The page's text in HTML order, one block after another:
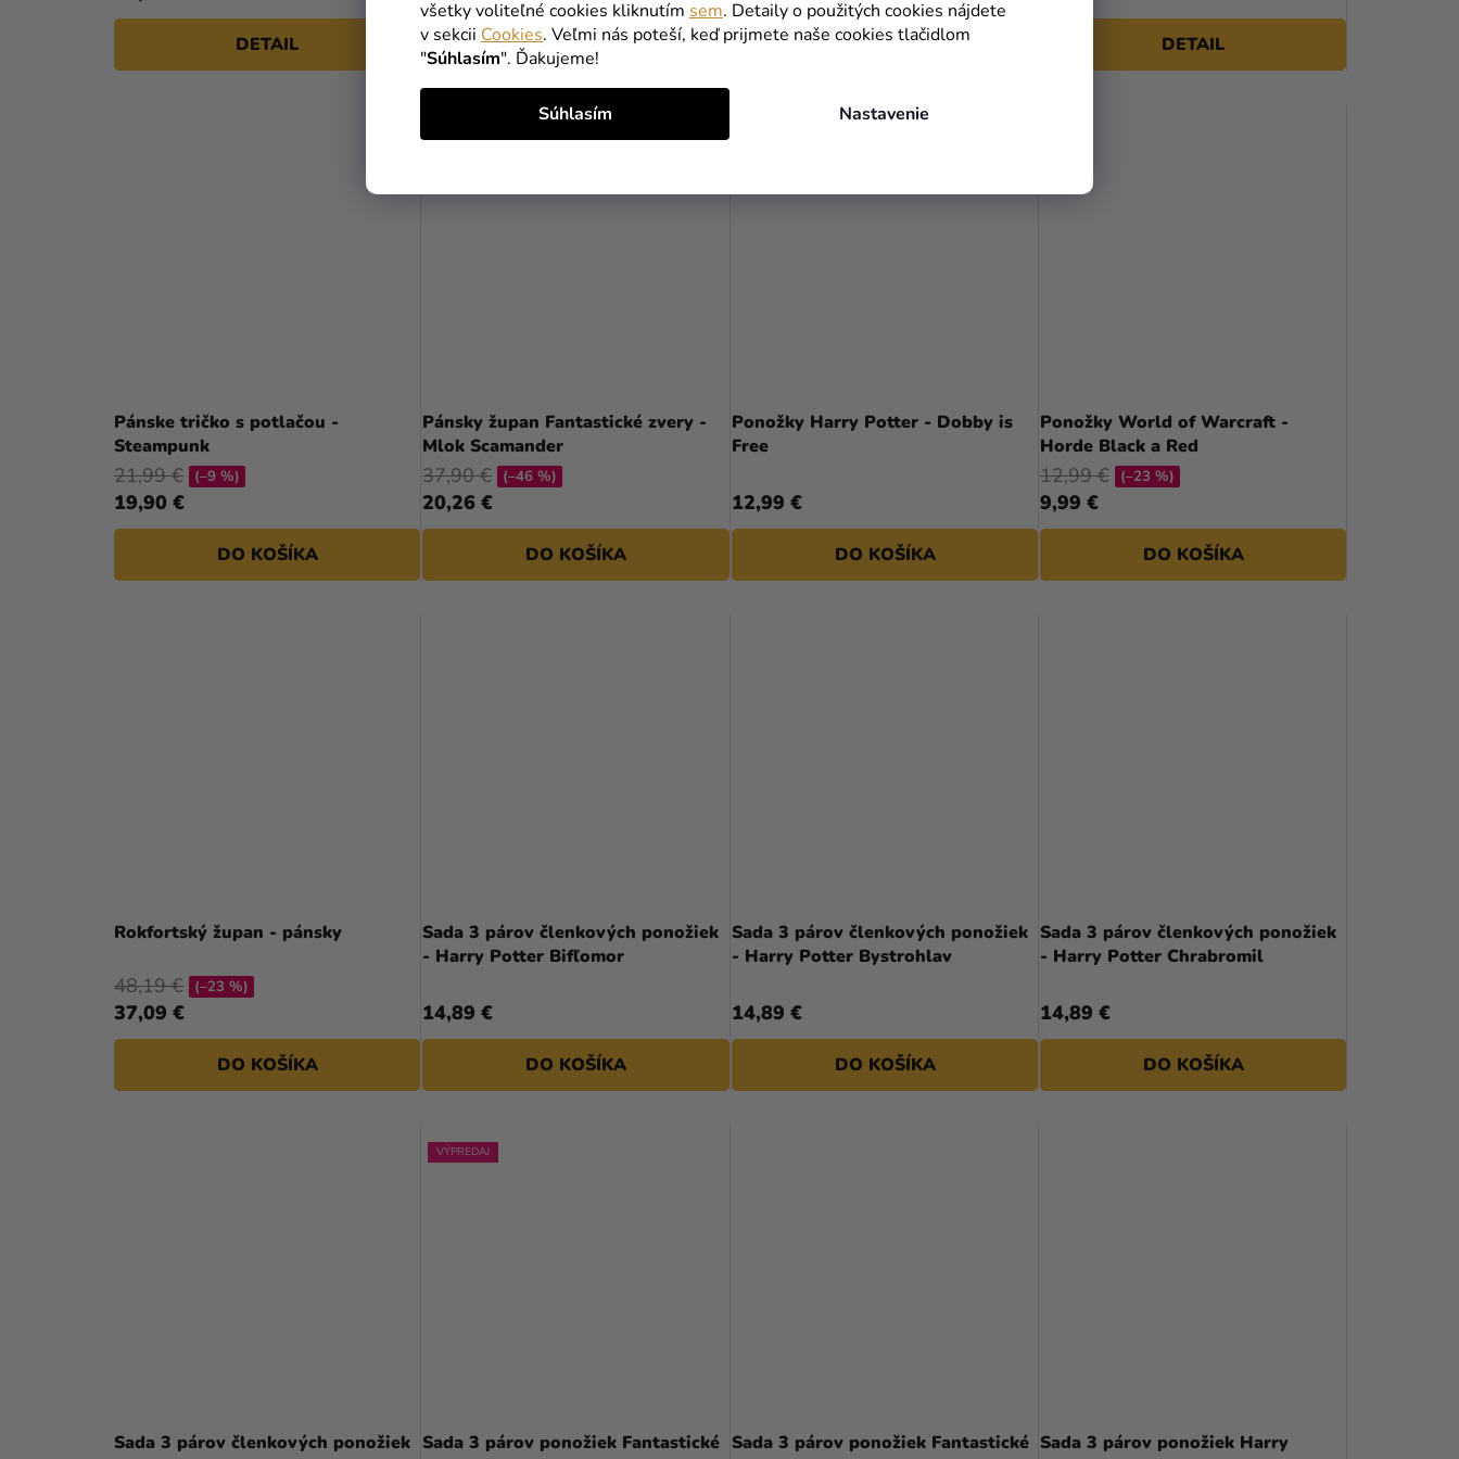
všetky voliteľné cookies kliknutím sem. Detaily o použitých cookies nájdete
v sekcii Cookies. Veľmi nás poteší, keď prijmete naše cookies tlačidlom
"Súhlasím". Ďakujeme!
Nastavenie
Súhlasím
DETAIL DETAIL DETAIL DETAIL
Pánske tričko s potlačou -
Steampunk
19,90 €
21,99 € (–9 %)
DO KOŠÍKA
Pánsky župan Fantastické zvery -
Mlok Scamander
20,26 €
37,90 € (–46 %)
DO KOŠÍKA
Ponožky Harry Potter - Dobby is
Free
12,99 €
DO KOŠÍKA
Ponožky World of Warcraft -
Horde Black a Red
9,99 €
12,99 € (–23 %)
DO KOŠÍKA
Rokfortský župan - pánsky
hodnotenie
produktu
5
hviezdičiek.
37,09 €
48,19 € (–23 %)
DO KOŠÍKA
Sada 3 párov členkových ponožiek
- Harry Potter Bifľomor
14,89 €
DO KOŠÍKA
Sada 3 párov členkových ponožiek
- Harry Potter Bystrohlav
14,89 €
DO KOŠÍKA
Sada 3 párov členkových ponožiek
- Harry Potter Chrabromil
14,89 €
DO KOŠÍKA
Sada 3 párov členkových ponožiek
VÝPREDAJ
Sada 3 párov ponožiek Fantastické Sada 3 párov ponožiek Fantastické Sada 3 párov ponožiek Harry